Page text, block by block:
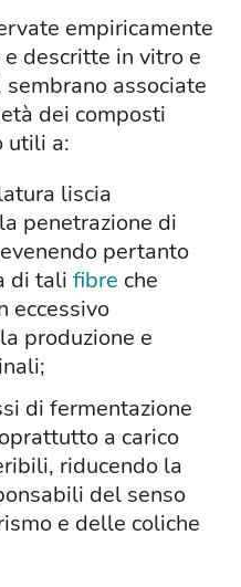
empiricamente
descritte in vitro e
associate
dei composti
utili a:
liscia
penetrazione di
pertanto
di tali fibre che
eccessivo
produzione e
di fermentazione
a carico
riducendo la
del senso
e delle coliche